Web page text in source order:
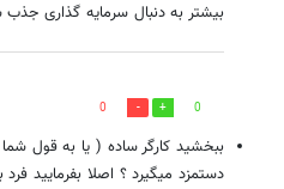
بیشتر به دنبال سرمایه گذاری
0
0
ببخشید کارگر ساده ( یا به قول
دستمزد میگیرد ؟ اصلا بفرمایید فرد